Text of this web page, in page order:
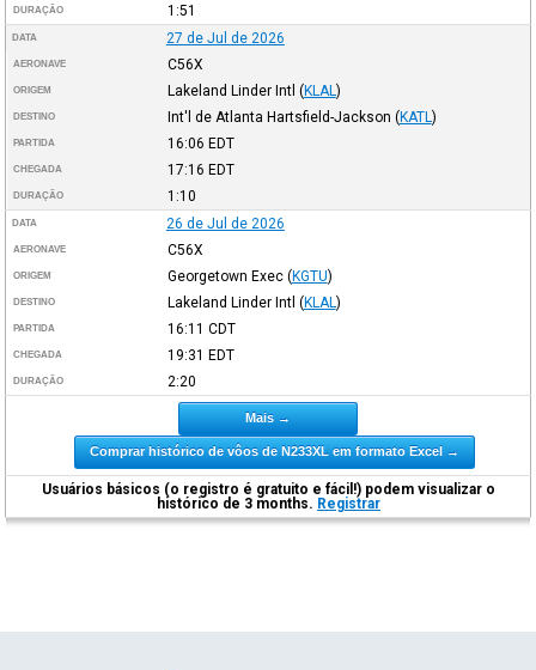
DURAÇÃO 1:51
DATA 27 de Jul de 2026
AERONAVE C56X
ORIGEM Lakeland Linder Intl (KLAL )
DESTINO Int'l de Atlanta Hartsfield-Jackson (KATL )
PARTIDA 16:06 EDT
CHEGADA 17:16 EDT
DURAÇÃO 1:10
DATA 26 de Jul de 2026
AERONAVE C56X
ORIGEM Georgetown Exec (KGTU)
DESTINO Lakeland Linder Intl (KLAL )
PARTIDA 16:11 CDT
CHEGADA 19:31 EDT
DURAÇÃO 2:20
Mais →
Comprar histórico de vôos de N233XL em formato Excel →
Usuários básicos (o registro é gratuito e fácil!) podem visualizar o
histórico de 3 months. Registrar